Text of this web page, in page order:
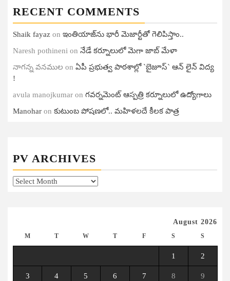
RECENT COMMENTS
Shaik fayaz on ఇంతియాజ్​ను భారీ మెజార్టీతో గెలిపిస్తాం..
Naresh pothineni on నేడే కర్నూలులో మెగా జాబ్ మేళా
నాగన్న వనముల on ఏపీ ప్ర‌భుత్వ పాఠ‌శాల్లో `బైజూస్` ఆన్ లైన్ విద్య
!
avula manojkumar on గ‌వ‌ర్న‌మెంట్ ఆస్ప‌త్రి క‌ర్నూలులో ఉద్యోగాలు
Manohar on కుటుంబ పోషణలో.. మహిళలదే కీలక పాత్ర
PV ARCHIVES
PV
August 2026
M T W T F S S
1 2
3 4 5 6 7 8 9